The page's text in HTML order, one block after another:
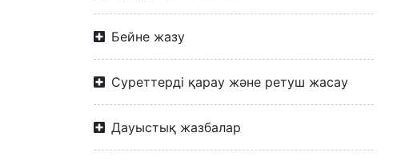
Бейне жазу
Суреттерді қарау және ретуш жасау
Дауыстық жазбалар